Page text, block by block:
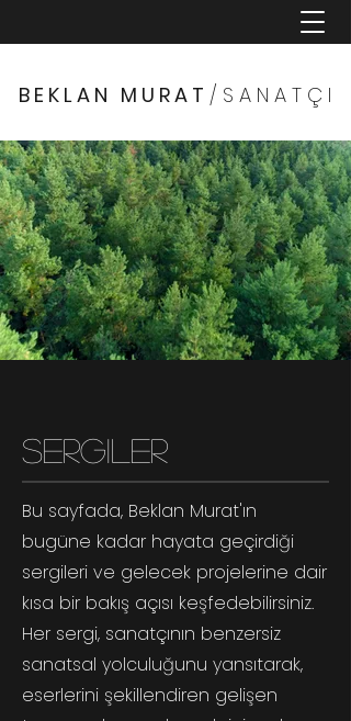
B E K L A N M U R A T / S A N A T Ç I
Sergiler
Bu sayfada, Beklan Murat'ın
bugüne kadar hayata geçirdiği
sergileri ve gelecek projelerine dair
kısa bir bakış açısı keşfedebilirsiniz.
Her sergi, sanatçının benzersiz
sanatsal yolculuğunu yansıtarak,
eserlerini şekillendiren gelişen